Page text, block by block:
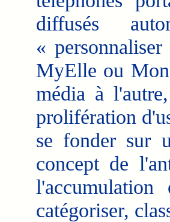
diffusés
«
MyElle ou Mon
média à
prolifération
se fonder sur
concept de
catégoriser,